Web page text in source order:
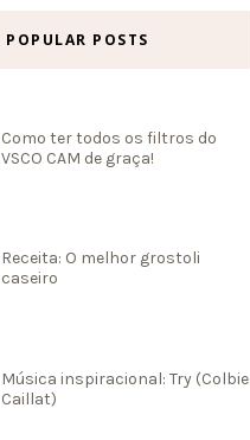
POPULAR POSTS
Como ter todos os filtros do
VSCO CAM de graça!
Receita: O melhor grostoli
caseiro
Música inspiracional: Try (Colbie
Caillat)